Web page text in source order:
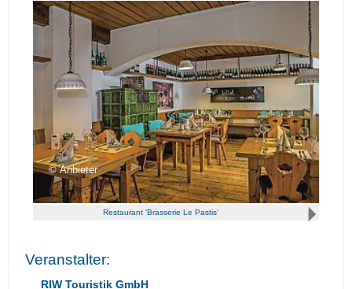
Anbieter
Restaurant 'Brasserie Le Pastis'
Veranstalter:
RIW Touristik GmbH